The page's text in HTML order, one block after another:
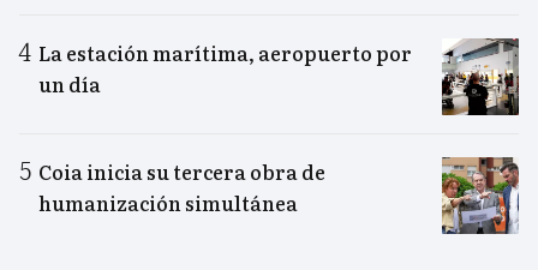
La estación marítima, aeropuerto por
un día
Coia inicia su tercera obra de
humanización simultánea